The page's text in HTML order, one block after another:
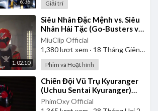
Giải trí
1:02:10
⁣Siêu Nhân Đặc Mệnh vs. Siêu
Nhân Hải Tặc (Go-Busters vs.
Gokaiger) | Vietsub
MiuClip Official
1,380lượt xem · 18 Tháng Giêng 2025
Phim và Hoạt hình
⁣Chiến Đội Vũ Trụ Kyuranger
(Uchuu Sentai Kyuranger)
2017 - Tập 1 | Thuyết Minh
PhimOxy Official